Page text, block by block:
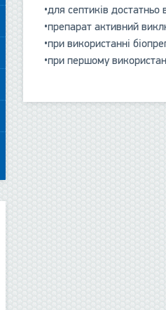
•для септиків
•препарат активний
•при використанні
•при першому